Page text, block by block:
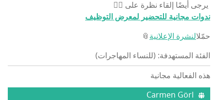
ندوات مجانية للتحضير لمعرض التوظيف
📎حمّلالنشرة الإعلانية
الفئة المستهدفة: (للنساء المهاجرات)
هذه الفعالية مجانية
Carmen Görl